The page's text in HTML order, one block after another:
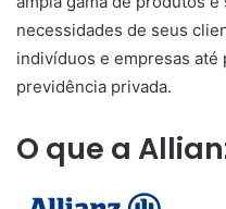
necessidades de seus
indivíduos e empresas até
previdência privada.
O que a